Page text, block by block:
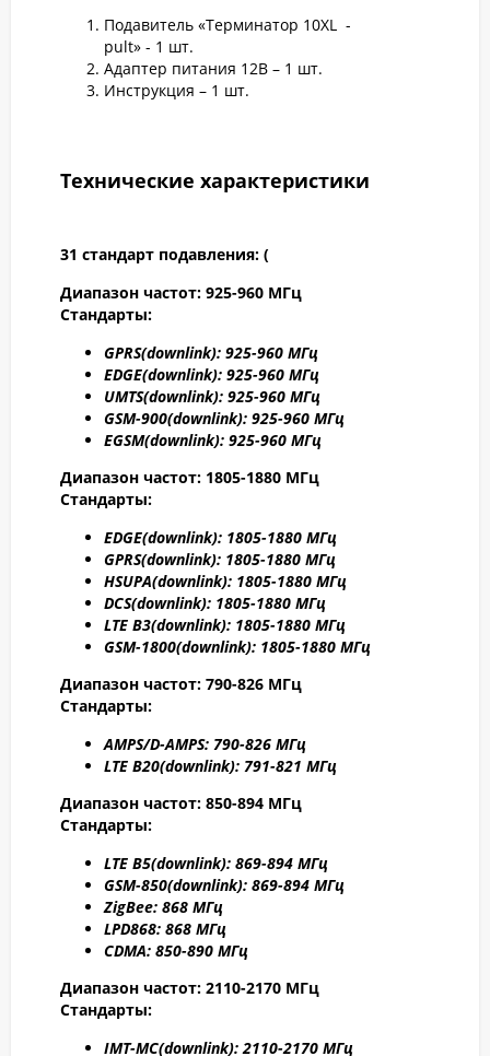
Подавитель «Терминатор 10XL -
pult» - 1 шт.
Адаптер питания 12В – 1 шт.
Инструкция – 1 шт.
Технические характеристики
31 стандарт подавления: (
Диапазон частот: 925-960 МГц
Стандарты:
GPRS(downlink): 925-960 МГц
EDGE(downlink): 925-960 МГц
UMTS(downlink): 925-960 МГц
GSM-900(downlink): 925-960 МГц
EGSM(downlink): 925-960 МГц
Диапазон частот: 1805-1880 МГц
Стандарты:
EDGE(downlink): 1805-1880 МГц
GPRS(downlink): 1805-1880 МГц
HSUPA(downlink): 1805-1880 МГц
DCS(downlink): 1805-1880 МГц
LTE B3(downlink): 1805-1880 МГц
GSM-1800(downlink): 1805-1880 МГц
Диапазон частот: 790-826 МГц
Стандарты:
AMPS/D-AMPS: 790-826 МГц
LTE B20(downlink): 791-821 МГц
Диапазон частот: 850-894 МГц
Стандарты:
LTE B5(downlink): 869-894 МГц
GSM-850(downlink): 869-894 МГц
ZigBee: 868 МГц
LPD868: 868 МГц
CDMA: 850-890 МГц
Диапазон частот: 2110-2170 МГц
Стандарты:
IMT-MC(downlink): 2110-2170 МГц